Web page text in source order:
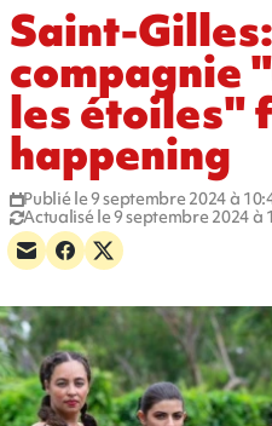
Saint-
compagnie
les étoiles"
happening
Publié le 9 septembre 2024 à
Actualisé le 9 septembre 2024 à